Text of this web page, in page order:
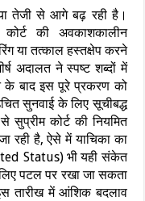
तेजी से आगे बढ़ रही है।
की अवकाशकालीन
या तत्काल हस्तक्षेप करने
अदालत ने स्पष्ट शब्दों में
के बाद इस पूरे प्रकरण को
सुनवाई के लिए सूचीबद्ध
कोर्ट की नियमित
रही है, ऐसे में याचिका का
Status) भी यही संकेत
पटल पर रखा जा सकता
तारीख में आंशिक बदलाव